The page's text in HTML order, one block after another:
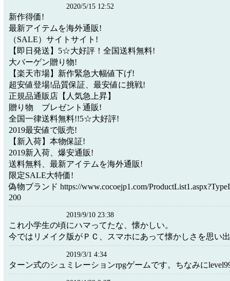
2020/5/15 12:52
新作得価!
最新アイテムを海外通販!
（SALE）サイトサイト!
【即日発送】5☆大好評！全国送料無料!
大バーゲン贈り物!
【楽天市場】新作緊急大幅値下げ!
超安値登場!品質保証、最安値に挑戦!
正規品通販店【人気急上昇】
贈り物 ブレゼント通販!
全国一律送料無料!!5☆大好評!
2019最安値で販売!
【新入荷】本物保証!
2019新入荷、爆安通販!
送料無料、最新アイテムを海外通販!
限定SALE大特価!
偽物ブランド https://www.cocoejp1.com/
200
2019/9/10 23:38
これ小学生の頃にハマってたな、懐かしい。
今ではリメイク版がＰＣ、スマホにあって懐かしさを思い
2019/3/1 4:34
ターン式のシュミレーションrpgゲームです。ちなみに